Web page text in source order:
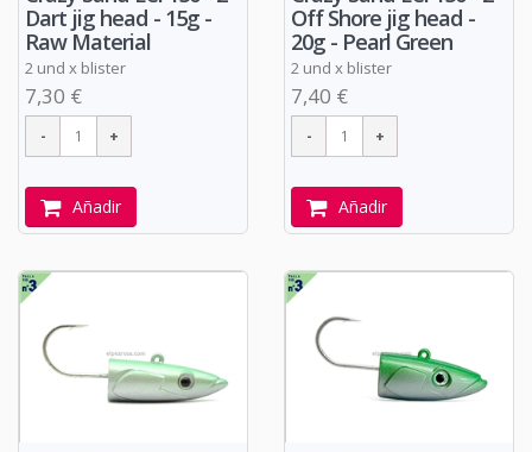
Dart jig head - 15g -
Raw Material
2 und x blister
7,30 €
Añadir
Off Shore jig head -
20g - Pearl Green
2 und x blister
7,40 €
Añadir